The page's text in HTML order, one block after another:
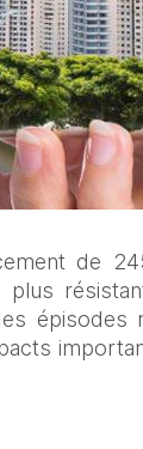
de